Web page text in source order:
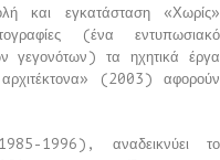
και εγκατάσταση «Χωρίς»
(ένα εντυπωσιακό
γεγονότων) τα ηχητικά έργα
(2003) αφορούν
1996), αναδεικνύει το